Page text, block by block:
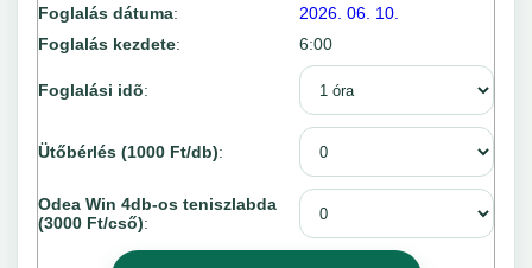
Foglalás dátuma:
2026. 06. 10.
Foglalás kezdete: 6:00
Foglalási idõ:
Ütőbérlés (1000 Ft/db):
Odea Win 4db-os teniszlabda
(3000 Ft/cső):